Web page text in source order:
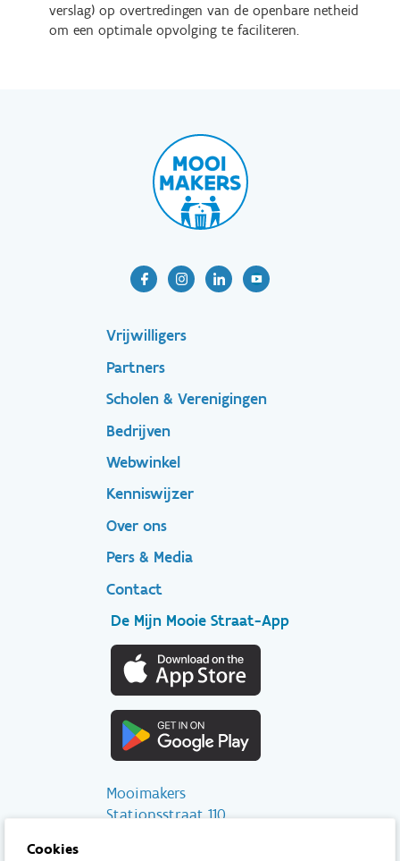
verslag) op overtredingen van de openbare netheid
om een optimale opvolging te faciliteren.
Footer-
menu
Vrijwilligers
Partners
Scholen & Verenigingen
Bedrijven
Footer
secondary
Webwinkel
Kenniswijzer
Over ons
Pers & Media
Contact
De Mijn Mooie Straat-App
Mooimakers
Stationsstraat 110
Cookies